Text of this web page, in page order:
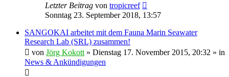
Letzter Beitrag von tropicreef
Sonntag 23. September 2018, 13:57
SANGOKAI arbeitet mit dem Fauna Marin Seawater
Research Lab (SRL) zusammen!
von Jörg Kokott » Dienstag 17. November 2015, 20:32 » in
News & Ankündigungen